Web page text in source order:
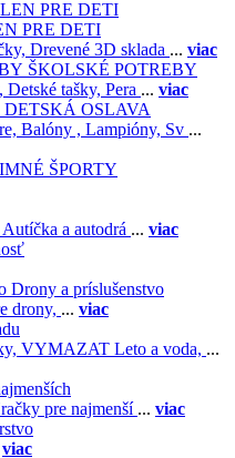
PRE DETI
Drevené 3D sklada ... viac
ŠKOLSKÉ POTREBY
Detské tašky, Pera ... viac
DETSKÁ OSLAVA
Balóny , Lampióny, Sv ...
ŠPORTY
Autíčka a autodrá ... viac
Drony a príslušenstvo
drony, ... viac
VYMAZAT Leto a voda, ...
pre najmenší ... viac
viac